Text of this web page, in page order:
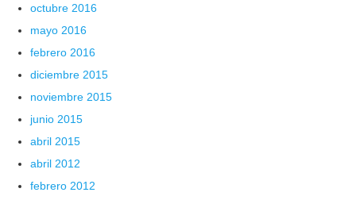
octubre 2016
mayo 2016
febrero 2016
diciembre 2015
noviembre 2015
junio 2015
abril 2015
abril 2012
febrero 2012